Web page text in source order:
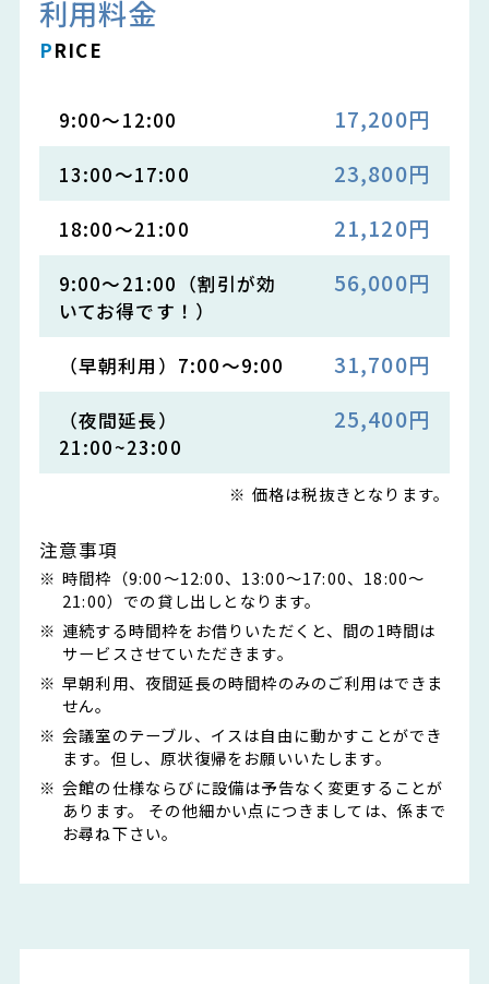
利用料金
PRICE
9:00～12:00 17,200円
13:00～17:00 23,800円
18:00～21:00 21,120円
9:00～21:00（割引が効
いてお得です！）
56,000円
（早朝利用）7:00～9:00 31,700円
（夜間延長）
21:00~23:00
25,400円
価格は税抜きとなります。
注意事項
時間枠（9:00～12:00、13:00～17:00、18:00～
21:00）での貸し出しとなります。
連続する時間枠をお借りいただくと、間の1時間は
サービスさせていただきます。
早朝利用、夜間延長の時間枠のみのご利用はできま
せん。
会議室のテーブル、イスは自由に動かすことができ
ます。但し、原状復帰をお願いいたします。
会館の仕様ならびに設備は予告なく変更することが
あります。 その他細かい点につきましては、係まで
お尋ね下さい。